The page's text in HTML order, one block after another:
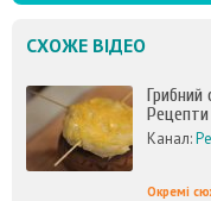
СХОЖЕ ВІДЕО
Грибний
Канал:
Окремі